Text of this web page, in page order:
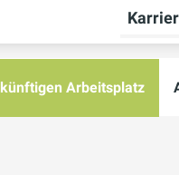
Arbeitsplatz